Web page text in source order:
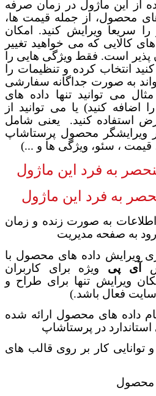
از این ماژول در زمان صرفه
محصول، از جمله قیمت ها،
سریعا ویرایش کنید. امکان
کالایی که می خواهید تغییر
پذیر است. فقط ویژگی هایی را
انتخاب کرده و تنظیمات را
به صورت جداگانه سفارشی
می توانید تنها داده های
اضافه کنید) یا می توانید از
استفاده کنید.
یعنی شامل
ویرایشگر محصول پرستاشاپ
قیمت ، سئو، ویژگی ها و ...)
به فرد این ماژول
به صورت زنده و زمان
به صفحه مدیریت
ویرایش داده های محصول با
آی پی ویژه برای کاربران
ویرایش تنها برای طراح و
فعال باشد.)
داده های محصول ارائه شده
در پرستاشاپ
توانایی کار بر روی قالب های
محصول